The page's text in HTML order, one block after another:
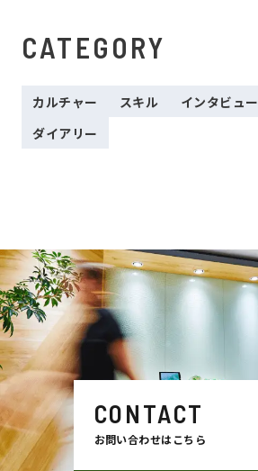
CATEGORY
カルチャー スキル インタビュー
ダイアリー
CONTACT
お問い合わせはこちら